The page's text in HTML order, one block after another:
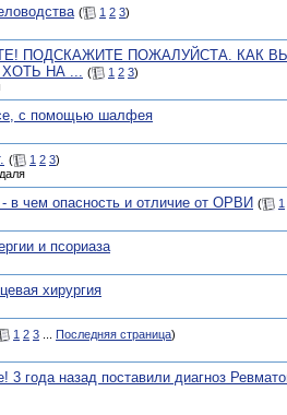
( 1 2 3)
ПОДСКАЖИТЕ ПОЖАЛУЙСТА. КАК
НА ... ( 1 2 3)
с помощью шалфея
( 1 2 3)
- в чем опасность и отличие от ОРВИ (
1
и псориаза
хирургия
1 2 3 Последняя страница)
3 года назад поставили диагноз